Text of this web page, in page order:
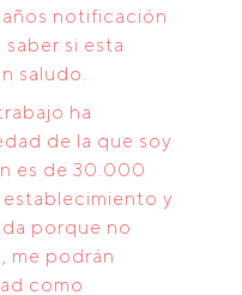
notificación
si esta
saludo.
ha
de la que soy
es de 30.000
establecimiento y
porque no
me podrán
como